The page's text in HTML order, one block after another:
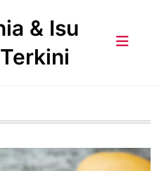
& Isu